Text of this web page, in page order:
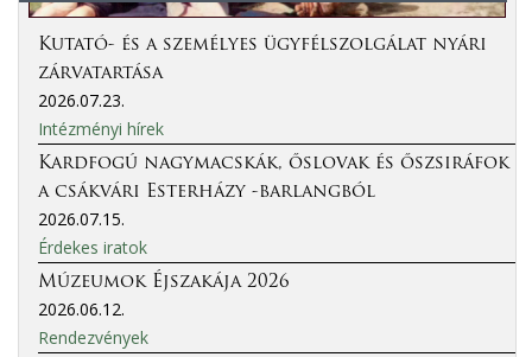
Kutató- és a személyes ügyfélszolgálat nyári
zárvatartása
2026.07.23.
Intézményi hírek
Kardfogú nagymacskák, őslovak és őszsiráfok
a csákvári Esterházy -barlangból
2026.07.15.
Érdekes iratok
Múzeumok Éjszakája 2026
2026.06.12.
Rendezvények